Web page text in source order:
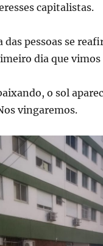
capitalistas.
das pessoas se
dia que vimos
o sol
vingaremos.